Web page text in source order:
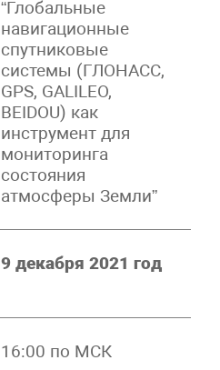
“Глобальные
навигационные
спутниковые
системы (ГЛОНАСС,
GPS, GALILEO,
BEIDOU) как
инструмент для
мониторинга
состояния
атмосферы Земли”
9 декабря 2021 год
16:00 по МСК